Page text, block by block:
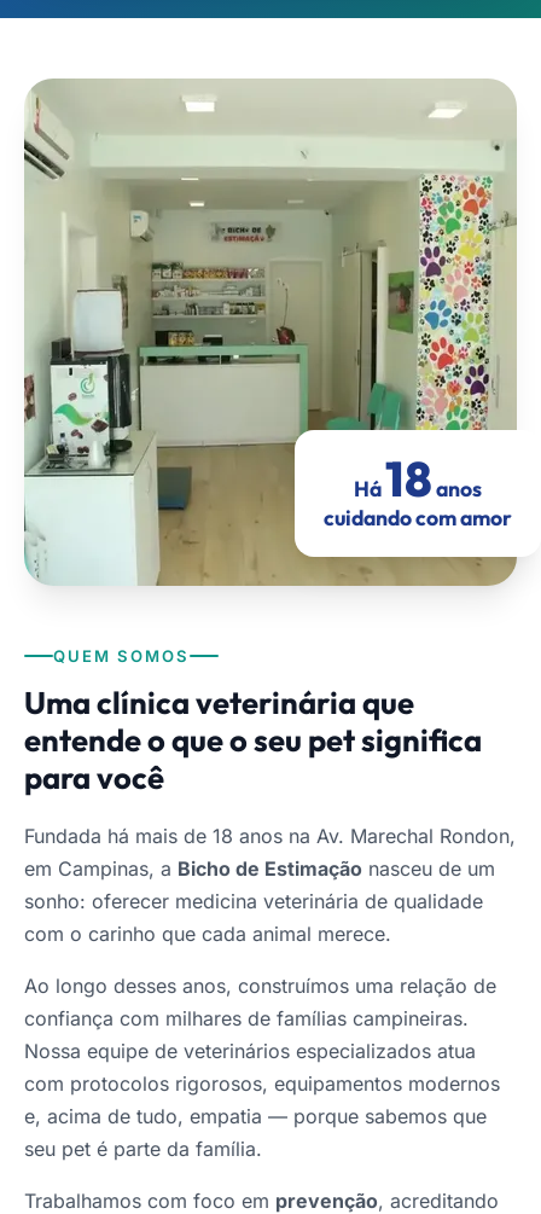
Há18anos
cuidando com amor
QUEM SOMOS
Uma clínica veterinária que
entende o que o seu pet significa
para você
Fundada há mais de 18 anos na Av. Marechal Rondon,
em Campinas, a Bicho de Estimação nasceu de um
sonho: oferecer medicina veterinária de qualidade
com o carinho que cada animal merece.
Ao longo desses anos, construímos uma relação de
confiança com milhares de famílias campineiras.
Nossa equipe de veterinários especializados atua
com protocolos rigorosos, equipamentos modernos
e, acima de tudo, empatia — porque sabemos que
seu pet é parte da família.
Trabalhamos com foco em prevenção, acreditando